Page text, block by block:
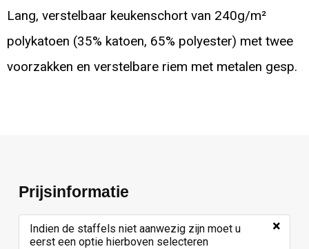
Lang, verstelbaar keukenschort van 240g/m²
polykatoen (35% katoen, 65% polyester) met twee
voorzakken en verstelbare riem met metalen gesp.
Prijsinformatie
Indien de staffels niet aanwezig zijn moet u
eerst een optie hierboven selecteren
×